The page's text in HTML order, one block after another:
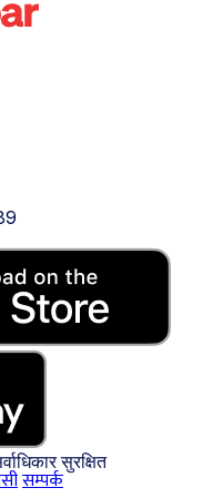
सुरक्षित
सम्पर्क